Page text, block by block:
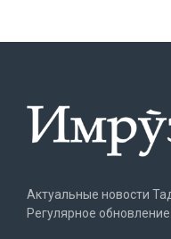
Актуальные новости
Регулярное обновление.